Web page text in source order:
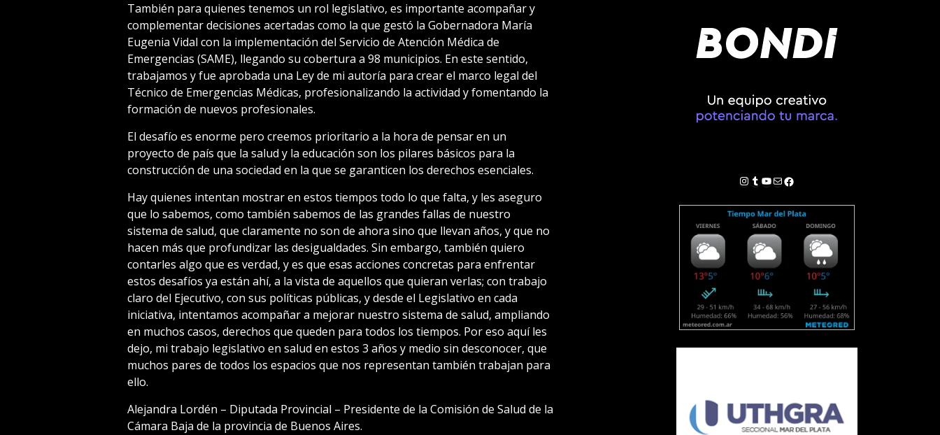
También para quienes tenemos un rol legislativo, es importante acompañar y
complementar decisiones acertadas como la que gestó la Gobernadora María
Eugenia Vidal con la implementación del Servicio de Atención Médica de
Emergencias (SAME), llegando su cobertura a 98 municipios. En este sentido,
trabajamos y fue aprobada una Ley de mi autoría para crear el marco legal del
Técnico de Emergencias Médicas, profesionalizando la actividad y fomentando la
formación de nuevos profesionales.
El desafío es enorme pero creemos prioritario a la hora de pensar en un
proyecto de país que la salud y la educación son los pilares básicos para la
construcción de una sociedad en la que se garanticen los derechos esenciales.
Hay quienes intentan mostrar en estos tiempos todo lo que falta, y les aseguro
que lo sabemos, como también sabemos de las grandes fallas de nuestro
sistema de salud, que claramente no son de ahora sino que llevan años, y que no
hacen más que profundizar las desigualdades. Sin embargo, también quiero
contarles algo que es verdad, y es que esas acciones concretas para enfrentar
estos desafíos ya están ahí, a la vista de aquellos que quieran verlas; con trabajo
claro del Ejecutivo, con sus políticas públicas, y desde el Legislativo en cada
iniciativa, intentamos acompañar a mejorar nuestro sistema de salud, ampliando
en muchos casos, derechos que queden para todos los tiempos. Por eso aquí les
dejo, mi trabajo legislativo en salud en estos 3 años y medio sin desconocer, que
muchos pares de todos los espacios que nos representan también trabajan para
ello.
Alejandra Lordén – Diputada Provincial – Presidente de la Comisión de Salud de la
Cámara Baja de la provincia de Buenos Aires.
Instagram
Tumblr
YouTube
Correo electrónico
Facebook